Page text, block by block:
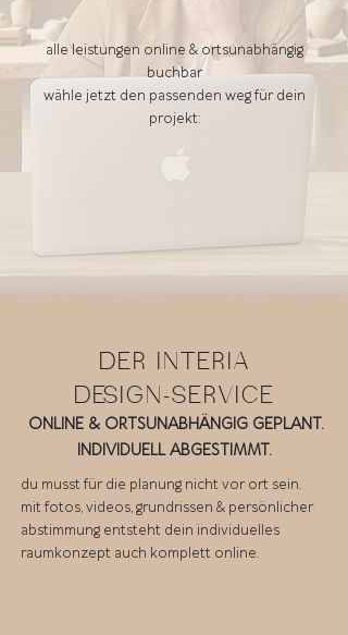
alle leistungen online & ortsunabhängig
buchbar
wähle jetzt den passenden weg für dein
projekt:
DER INTERIA
DESIGN-SERVICE
ONLINE & ORTSUNABHÄNGIG GEPLANT.
INDIVIDUELL ABGESTIMMT.
du musst für die planung nicht vor ort sein.
mit fotos, videos, grundrissen & persönlicher
abstimmung entsteht dein individuelles
raumkonzept auch komplett online.